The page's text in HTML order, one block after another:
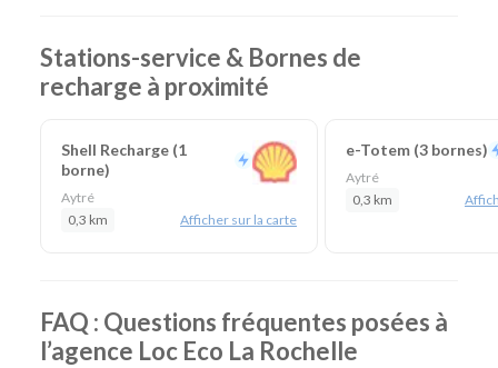
Stations-service & Bornes de
recharge à proximité
Shell Recharge (1
borne)
Aytré
0,3 km
Afficher sur la carte
e-Totem (3 bornes)
Aytré
0,3 km
FAQ : Questions fréquentes posées à
l’agence Loc Eco La Rochelle